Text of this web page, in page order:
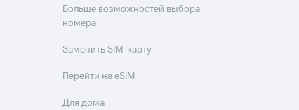
Больше возможностей выбора
номера
Заменить SIM-карту
Перейти на eSIM
Для дома